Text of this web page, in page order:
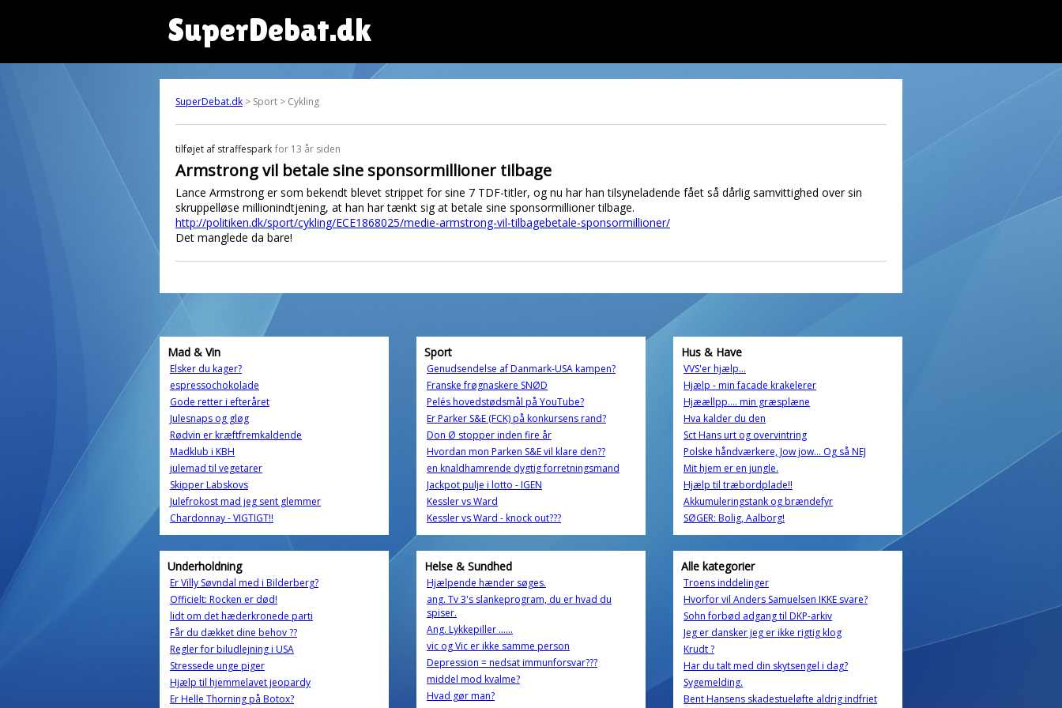
SuperDebat.dk
SuperDebat.dk > Sport > Cykling
tilføjet af straffespark for 13 år siden
Armstrong vil betale sine sponsormillioner tilbage
Lance Armstrong er som bekendt blevet strippet for sine 7 TDF-titler, og nu har han tilsyneladende fået så dårlig samvittighed over sin
skruppelløse millionindtjening, at han har tænkt sig at betale sine sponsormillioner tilbage.
http://politiken.dk/sport/cykling/ECE1868025/medie-armstrong-vil-tilbagebetale-sponsormillioner/
Det manglede da bare!
Mad & Vin
Elsker du kager?
espressochokolade
Gode retter i efteråret
Julesnaps og gløg
Rødvin er kræftfremkaldende
Madklub i KBH
julemad til vegetarer
Skipper Labskovs
Julefrokost mad jeg sent glemmer
Chardonnay - VIGTIGT!!
Sport
Genudsendelse af Danmark-USA kampen?
Franske frøgnaskere SNØD
Pelés hovedstødsmål på YouTube?
Er Parker S&E (FCK) på konkursens rand?
Don Ø stopper inden fire år
Hvordan mon Parken S&E vil klare den??
en knaldhamrende dygtig forretningsmand
Jackpot pulje i lotto - IGEN
Kessler vs Ward
Kessler vs Ward - knock out???
Hus & Have
VVS'er hjælp...
Hjælp - min facade krakelerer
Hjæællpp.... min græsplæne
Hva kalder du den
Sct Hans urt og overvintring
Polske håndværkere, Jow jow... Og så NEJ
Mit hjem er en jungle.
Hjælp til træbordplade!!
Akkumuleringstank og brændefyr
SØGER: Bolig, Aalborg!
Underholdning
Er Villy Søvndal med i Bilderberg?
Officielt: Rocken er død!
lidt om det hæderkronede parti
Får du dækket dine behov ??
Regler for biludlejning i USA
Stressede unge piger
Hjælp til hjemmelavet jeopardy
Er Helle Thorning på Botox?
Helse & Sundhed
Hjælpende hænder søges.
ang. Tv 3's slankeprogram, du er hvad du
spiser.
Ang. Lykkepiller ......
vic og Vic er ikke samme person
Depression = nedsat immunforsvar???
middel mod kvalme?
Hvad gør man?
Alle kategorier
Troens inddelinger
Hvorfor vil Anders Samuelsen IKKE svare?
Sohn forbød adgang til DKP-arkiv
Jeg er dansker jeg er ikke rigtig klog
Krudt ?
Har du talt med din skytsengel i dag?
Sygemelding.
Bent Hansens skadestueløfte aldrig indfriet